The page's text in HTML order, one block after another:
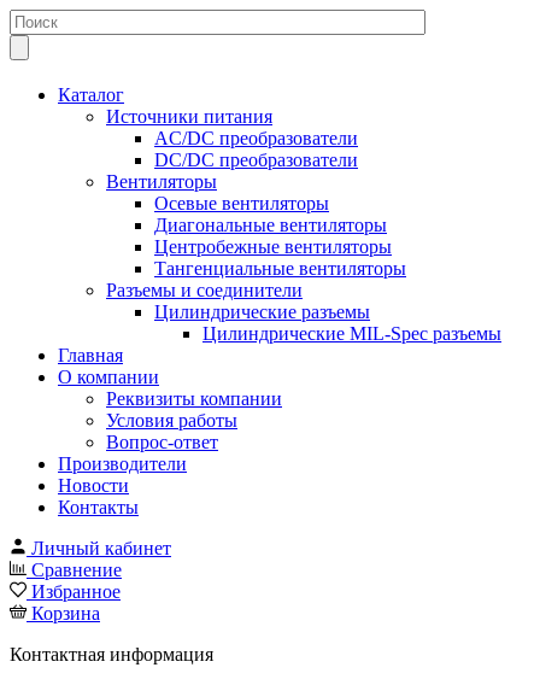
Каталог
Источники питания
AC/DC преобразователи
DC/DC преобразователи
Вентиляторы
Осевые вентиляторы
Диагональные вентиляторы
Центробежные вентиляторы
Тангенциальные вентиляторы
Разъемы и соединители
Цилиндрические разъемы
Цилиндрические MIL-Spec разъемы
Главная
О компании
Реквизиты компании
Условия работы
Вопрос-ответ
Производители
Новости
Контакты
Личный кабинет
Сравнение
Избранное
Корзина
Контактная информация